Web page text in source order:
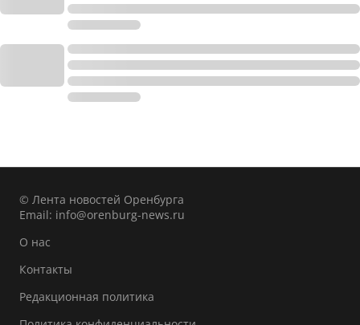
© Лента новостей Оренбурга
Email: info@orenburg-news.ru
О нас
Контакты
Редакционная политика